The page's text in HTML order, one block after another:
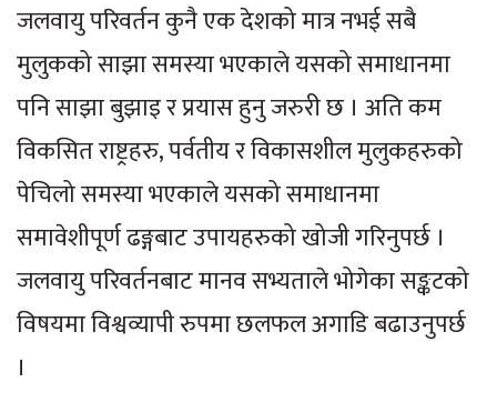
जलवायु परिवर्तन कुनै एक देशको मात्र नभई सबै
मुलुकको साझा समस्या भएकाले यसको समाधानमा
पनि साझा बुझाइ र प्रयास हुनु जरुरी छ । अति कम
विकसित राष्ट्रहरु, पर्वतीय र विकासशील मुलुकहरुको
पेचिलो समस्या भएकाले यसको समाधानमा
समावेशीपूर्ण ढङ्गबाट उपायहरुको खोजी गरिनुपर्छ ।
जलवायु परिवर्तनबाट मानव सभ्यताले भोगेका सङ्कटको
विषयमा विश्वव्यापी रुपमा छलफल अगाडि बढाउनुपर्छ
।